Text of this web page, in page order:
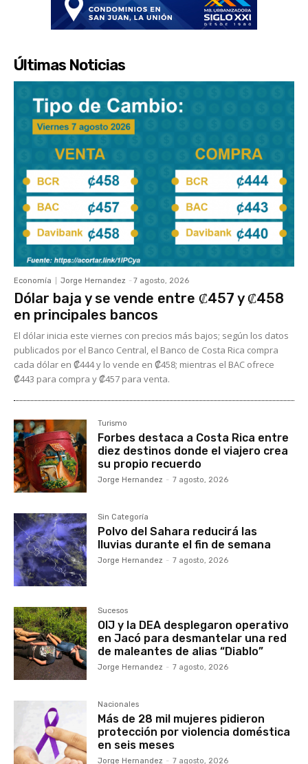
Últimas Noticias
Economía Jorge Hernandez - 7 agosto, 2026
Dólar baja y se vende entre ₡457 y ₡458
en principales bancos
El dólar inicia este viernes con precios más bajos; según los datos
publicados por el Banco Central, el Banco de Costa Rica compra
cada dólar en ₡444 y lo vende en ₡458; mientras el BAC ofrece
₡443 para compra y ₡457 para venta.
Turismo
Forbes destaca a Costa Rica entre
diez destinos donde el viajero crea
su propio recuerdo
Jorge Hernandez - 7 agosto, 2026
Sin Categoría
Polvo del Sahara reducirá las
lluvias durante el fin de semana
Jorge Hernandez - 7 agosto, 2026
Sucesos
OIJ y la DEA desplegaron operativo
en Jacó para desmantelar una red
de maleantes de alias “Diablo”
Jorge Hernandez - 7 agosto, 2026
Nacionales
Más de 28 mil mujeres pidieron
protección por violencia doméstica
en seis meses
Jorge Hernandez - 7 agosto, 2026